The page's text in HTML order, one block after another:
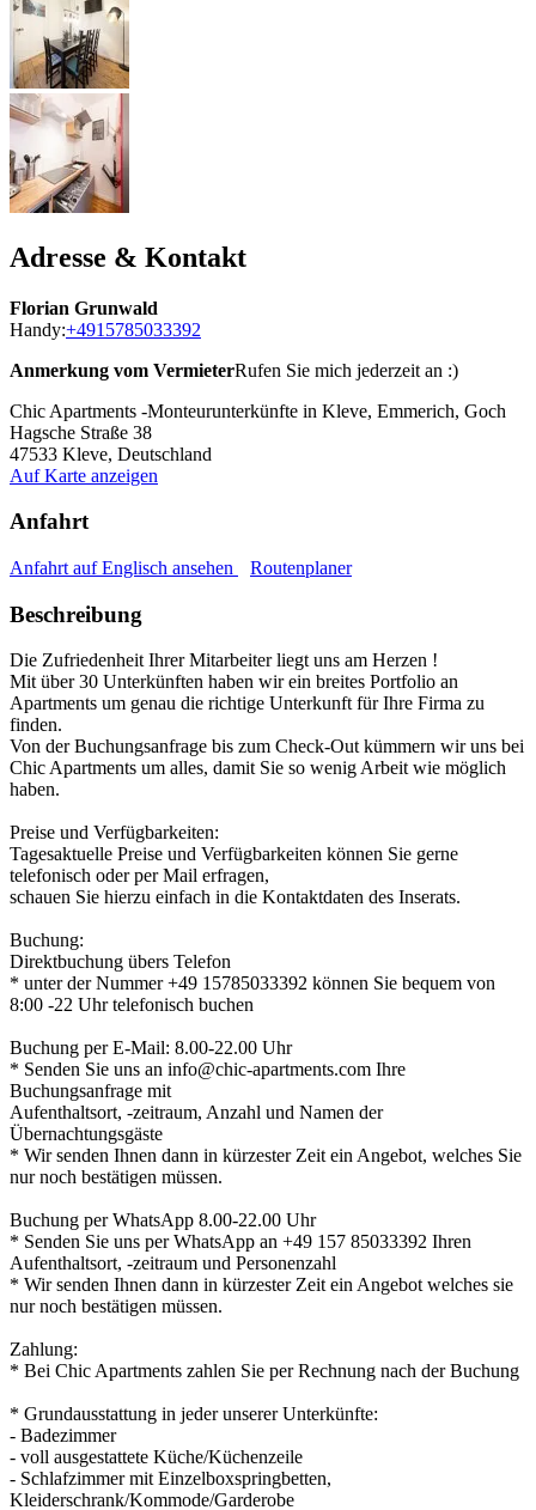
Adresse & Kontakt
Florian Grunwald
Handy:+4915785033392
Anmerkung vom VermieterRufen Sie mich jederzeit an :)
Chic Apartments -Monteurunterkünfte in Kleve, Emmerich, Goch
Hagsche Straße 38
47533 Kleve, Deutschland
Auf Karte anzeigen
Anfahrt
Anfahrt auf Englisch ansehen Routenplaner
Beschreibung
Die Zufriedenheit Ihrer Mitarbeiter liegt uns am Herzen !
Mit über 30 Unterkünften haben wir ein breites Portfolio an
Apartments um genau die richtige Unterkunft für Ihre Firma zu
finden.
Von der Buchungsanfrage bis zum Check-Out kümmern wir uns bei
Chic Apartments um alles, damit Sie so wenig Arbeit wie möglich
haben.
Preise und Verfügbarkeiten:
Tagesaktuelle Preise und Verfügbarkeiten können Sie gerne
telefonisch oder per Mail erfragen,
schauen Sie hierzu einfach in die Kontaktdaten des Inserats.
Buchung:
Direktbuchung übers Telefon
* unter der Nummer +49 15785033392 können Sie bequem von
8:00 -22 Uhr telefonisch buchen
Buchung per E-Mail: 8.00-22.00 Uhr
* Senden Sie uns an info@chic-apartments.com Ihre
Buchungsanfrage mit
Aufenthaltsort, -zeitraum, Anzahl und Namen der
Übernachtungsgäste
* Wir senden Ihnen dann in kürzester Zeit ein Angebot, welches Sie
nur noch bestätigen müssen.
Buchung per WhatsApp 8.00-22.00 Uhr
* Senden Sie uns per WhatsApp an +49 157 85033392 Ihren
Aufenthaltsort, -zeitraum und Personenzahl
* Wir senden Ihnen dann in kürzester Zeit ein Angebot welches sie
nur noch bestätigen müssen.
Zahlung:
* Bei Chic Apartments zahlen Sie per Rechnung nach der Buchung
* Grundausstattung in jeder unserer Unterkünfte:
- Badezimmer
- voll ausgestattete Küche/Küchenzeile
- Schlafzimmer mit Einzelboxspringbetten,
Kleiderschrank/Kommode/Garderobe